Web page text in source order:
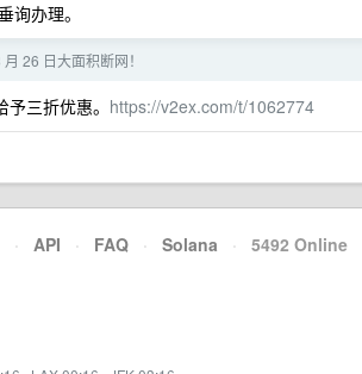
询办理。
月 26 日大面积断网！
三折优惠。 https://v2ex.com/t/1062774
· API · FAQ · Solana · 5492 Online